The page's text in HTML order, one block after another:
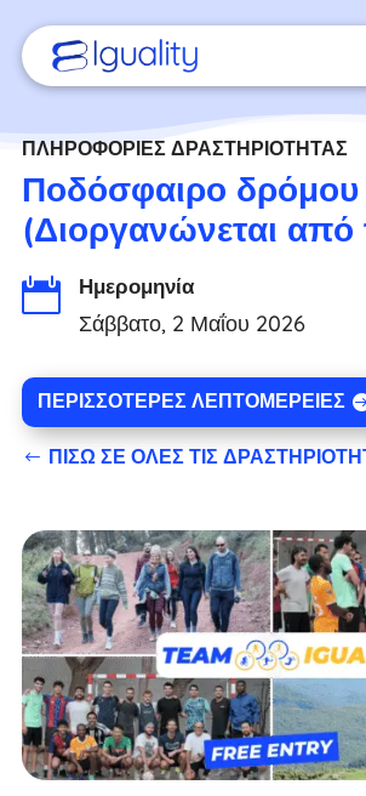
ΠΛΗΡΟΦΟΡΊΕΣ ΔΡΑΣΤΗΡΙΌΤΗΤΑΣ
Ποδόσφαιρο δρόμου
(Διοργανώνεται από

Ημερομηνία
Σάββατο, 2 Μαΐου 2026
ΠΕΡΙΣΣΌΤΕΡΕΣ ΛΕΠΤΟΜΈΡΕΙΕΣ
ΠΊΣΩ ΣΕ ΌΛΕΣ ΤΙΣ